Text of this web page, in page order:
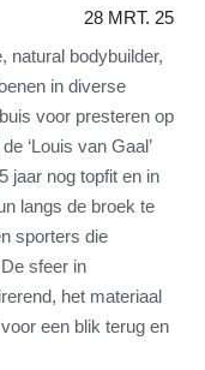
28 MRT. 25
natural bodybuilder,
in diverse
voor presteren op
‘Louis van Gaal’
jaar nog topfit en in
langs de broek te
sporters die
sfeer in
het materiaal
een blik terug en